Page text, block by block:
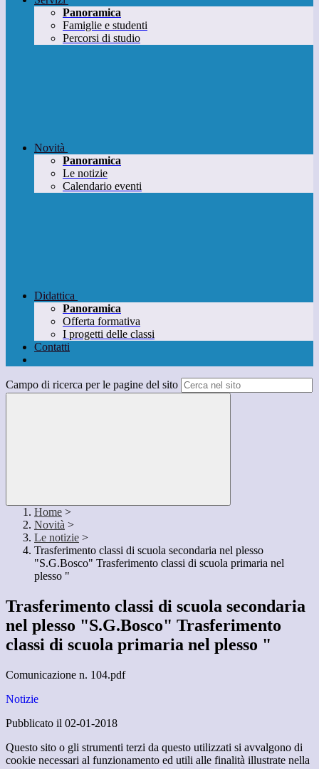
Panoramica
Famiglie e studenti
Percorsi di studio
Novità
Panoramica
Le notizie
Calendario eventi
Didattica
Panoramica
Offerta formativa
I progetti delle classi
Contatti
Campo di ricerca per le pagine del sito
Home >
Novità >
Le notizie >
Trasferimento classi di scuola secondaria nel plesso
"S.G.Bosco" Trasferimento classi di scuola primaria nel
plesso "
Trasferimento classi di scuola secondaria
nel plesso "S.G.Bosco" Trasferimento
classi di scuola primaria nel plesso "
Comunicazione n. 104.pdf
Notizie
Pubblicato il 02-01-2018
Questo sito o gli strumenti terzi da questo utilizzati si avvalgono di
cookie necessari al funzionamento ed utili alle finalità illustrate nella